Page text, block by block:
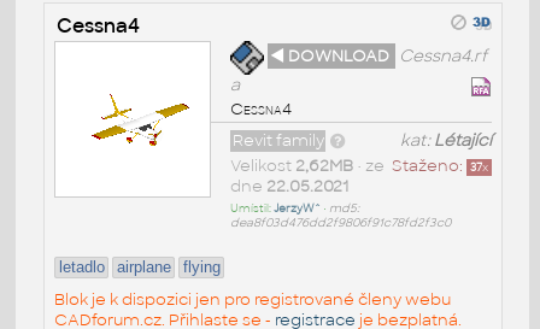
Cessna4
◄ DOWNLOAD Cessna4.rf
a
Cessna4
kat:Létající
Revit family
Staženo: 37x
Velikost 2,62MB• ze
dne 22.05.2021
Umístil:JerzyW^ • md5:
dea8f03d476dd2f9806f91c78fd2f3c0
letadlo airplane flying
Blok je k dispozici jen pro registrované členy webu
CADforum.cz. Přihlaste se - registrace je bezplatná.